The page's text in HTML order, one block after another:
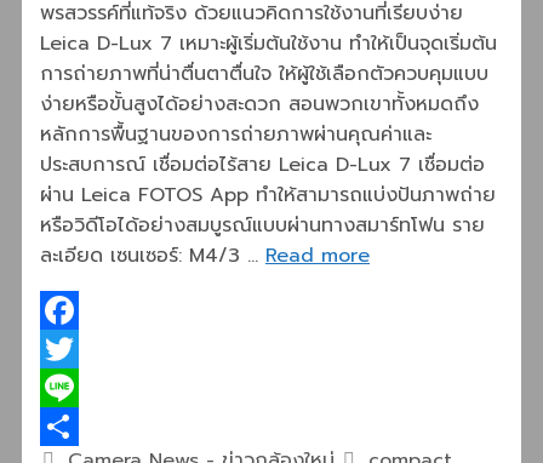
พรสวรรค์ที่แท้จริง ด้วยแนวคิดการใช้งานที่เรียบง่าย
Leica D-Lux 7 เหมาะผู้เริ่มต้นใช้งาน ทำให้เป็นจุดเริ่มต้น
การถ่ายภาพที่น่าตื่นตาตื่นใจ ให้ผู้ใช้เลือกตัวควบคุมแบบ
ง่ายหรือขั้นสูงได้อย่างสะดวก สอนพวกเขาทั้งหมดถึง
หลักการพื้นฐานของการถ่ายภาพผ่านคุณค่าและ
ประสบการณ์ เชื่อมต่อไร้สาย Leica D-Lux 7 เชื่อมต่อ
ผ่าน Leica FOTOS App ทำให้สามารถแบ่งปันภาพถ่าย
หรือวิดีโอได้อย่างสมบูรณ์แบบผ่านทางสมาร์ทโฟน ราย
ละเอียด เซนเซอร์: M4/3 … Read more
Facebook
Twitter
Line